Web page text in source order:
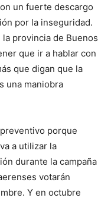
un fuerte descargo
por la inseguridad.
provincia de Buenos
que ir a hablar con
que digan que la
una maniobra
porque
a utilizar la
durante la campaña
votarán
Y en octubre